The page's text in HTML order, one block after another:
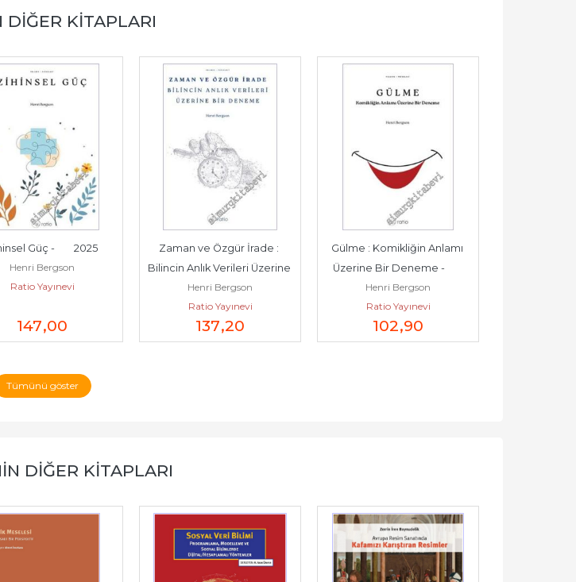
DIĞER KITAPLARI
Güç -        2025
Henri Bergson
Ratio Yayınevi
147,00
Zaman ve Özgür İrade :
Bilincin Anlık Verileri Üzerine
Bir Deneme -...
Henri Bergson
Ratio Yayınevi
137,20
Gülme : Komikliğin Anlamı
Üzerine Bir Deneme -
2025
Henri Bergson
Ratio Yayınevi
102,90
Tümünü göster
DIĞER KITAPLARI